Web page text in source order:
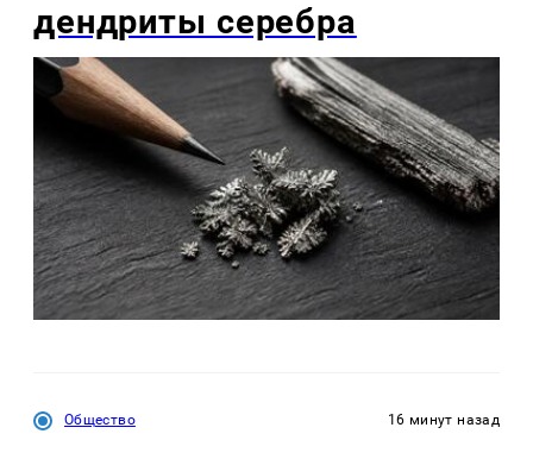
дендриты серебра
Общество 16 минут назад